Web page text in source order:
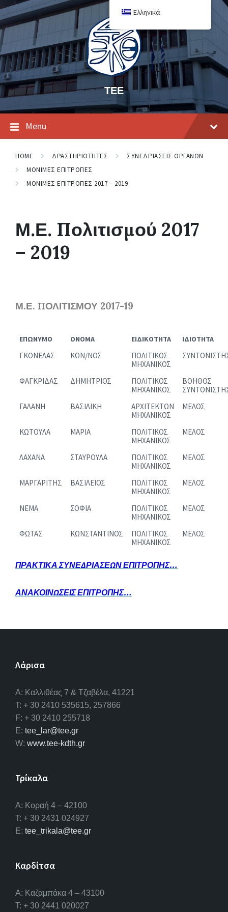
ΤΕΕ
Menu
HOME ΔΡΑΣΤΗΡΙΟΤΗΤΕΣ
ΣΥΝΕΔΡΙΑΣΕΙΣ ΟΡΓΑΝΩΝ
ΜΟΝΙΜΕΣ ΕΠΙΤΡΟΠΕΣ
ΜΟΝΙΜΕΣ ΕΠΙΤΡΟΠΕΣ 2017 – 2019
Μ.Ε. Πολιτισμού 2017
– 2019
Μ.Ε. ΠΟΛΙΤΙΣΜΟΥ 2017-19
ΕΠΩΝΥΜΟ ΟΝΟΜΑ ΕΙΔΙΚΟΤΗΤΑ ΙΔΙΟΤΗΤΑ
ΓΚΟΝΕΛΑΣ ΚΩΝ/ΝΟΣ
ΠΟΛΙΤΙΚΟΣ
ΜΗΧΑΝΙΚΟΣ
ΦΑΓΚΡΙΔΑΣ ΔΗΜΗΤΡΙΟΣ
ΠΟΛΙΤΙΚΟΣ
ΜΗΧΑΝΙΚΟΣ
ΒΟΗΘΟΣ
ΓΑΛΑΝΗ
ΒΑΣΙΛΙΚΗ
ΑΡΧΙΤΕΚΤΩΝ
ΜΗΧΑΝΙΚΟΣ
ΜΕΛΟΣ
ΚΩΤΟΥΛΑ ΜΑΡΙΑ
ΠΟΛΙΤΙΚΟΣ
ΜΗΧΑΝΙΚΟΣ
ΜΕΛΟΣ
ΛΑΧΑΝΑ ΣΤΑΥΡΟΥΛΑ
ΠΟΛΙΤΙΚΟΣ
ΜΗΧΑΝΙΚΟΣ
ΜΕΛΟΣ
ΜΑΡΓΑΡΙΤΗΣ ΒΑΣΙΛΕΙΟΣ
ΠΟΛΙΤΙΚΟΣ
ΜΗΧΑΝΙΚΟΣ
ΜΕΛΟΣ
ΝΕΜΑ ΣΟΦΙΑ
ΠΟΛΙΤΙΚΟΣ
ΜΗΧΑΝΙΚΟΣ
ΜΕΛΟΣ
ΦΩΤΑΣ ΚΩΝΣΤΑΝΤΙΝΟΣ
ΠΟΛΙΤΙΚΟΣ
ΜΗΧΑΝΙΚΟΣ
ΜΕΛΟΣ
ΠΡΑΚΤΙΚΑ ΣΥΝΕΔΡΙΑΣΕΩΝ ΕΠΙΤΡΟΠΗΣ…
ΑΝΑΚΟΙΝΩΣΕΙΣ ΕΠΙΤΡΟΠΗΣ…
Λάρισα
A: Καλλιθέας 7 & Τζαβέλα, 41221
T: + 30 2410 535615, 257866
F: + 30 2410 255718
E: tee_lar@tee.gr
W: www.tee-kdth.gr
Τρίκαλα
Α: Κοραή 4 – 42100
T: + 30 2431 024927
E: tee_trikala@tee.gr
Καρδίτσα
Α: Καζαμπάκα 4 – 43100
T: + 30 2441 020027
Ελληνικά